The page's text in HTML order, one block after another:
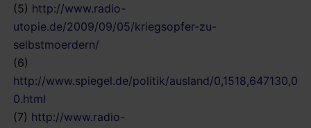
(5) http://www.radio-
utopie.de/2009/09/05/kriegsopfer-zu-
selbstmoerdern/
(6)
http://www.spiegel.de/politik/ausland/0,1518,647130,0
0.html
(7) http://www.radio-